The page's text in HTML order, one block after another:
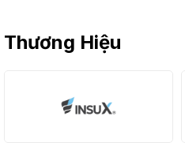
Thương Hiệu